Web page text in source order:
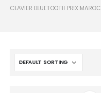
CLAVIER BLUETOOTH PRIX MAROC